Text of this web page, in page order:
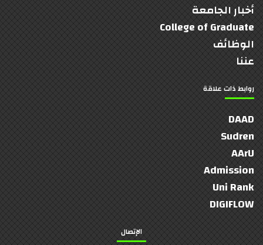
أخبار الجامعة
College of Graduate
الوظائف
عننا
روابط ذات علاقة
DAAD
Sudren
AArU
Admission
Uni Rank
DIGIFLOW
الإتصال